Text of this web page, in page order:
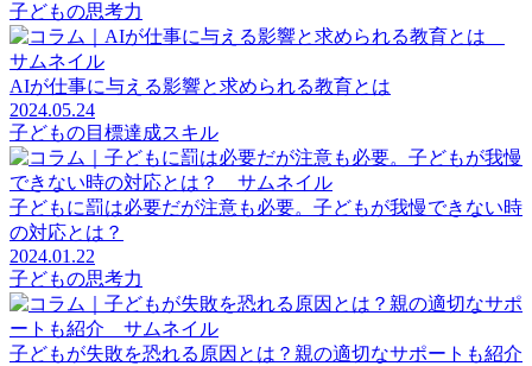
子どもの思考力
AIが仕事に与える影響と求められる教育とは
2024.05.24
子どもの目標達成スキル
子どもに罰は必要だが注意も必要。子どもが我慢できない時
の対応とは？
2024.01.22
子どもの思考力
子どもが失敗を恐れる原因とは？親の適切なサポートも紹介